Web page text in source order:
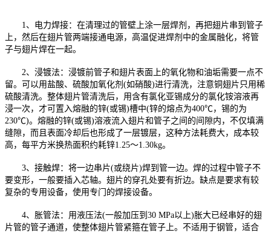
1、电力焊接：在清理过的管壁上涂一层焊剂，再把翅片串到管子
上，然后在翅片管两端接通电源，高温促进焊剂中的金属融化，将管
子与翅片焊在一起。
2、浸镀法：浸镀前管子和翅片表面上的氧化物和油垢需要一点不
留。可以用盐酸、硫酸加氧化剂(如硝酸)进行清洗，注意铜翅片只用稀
硫酸清洗。整体翅片管清洗后，用含有氯化亚锡成分的氯化铵溶液再
浸一次，才可置入熔融的锌(或锡)槽中(锌的熔点为400℃，锡的为
230℃)。熔融的锌(或锡)溶液流入翅片和管子之间的间隙内，不仅填满
缝隙，而且表面冷却后也形成了一层镀层，这种方法耗费大，成本较
高，每平方米换热面积约耗锌1.25～1.30kg。
3、接触焊：将一边串片(或绕片)焊到管一边。焊的过程中管子不
要变形，一般要插入芯轴。翅片的穿孔处要有折边。缺点是要求有较
复杂的专用设备，使用专门的焊接设备。
4、胀管法：用液压法(一般加压到30 MPa以上)胀大已经串好的翅
片管的管子通道，使整体翅片管紧箍在管子上。不适用于钢管，适合